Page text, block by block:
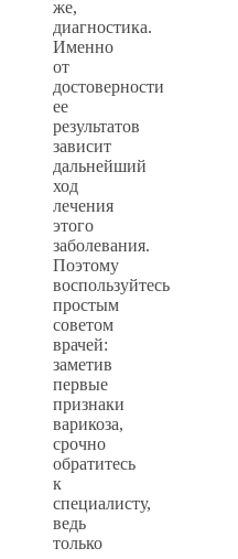
же,
диагностика.
Именно
от
достоверности
ее
результатов
зависит
дальнейший
ход
лечения
этого
заболевания.
Поэтому
воспользуйтесь
простым
советом
врачей:
заметив
первые
признаки
варикоза,
срочно
обратитесь
к
специалисту,
ведь
только